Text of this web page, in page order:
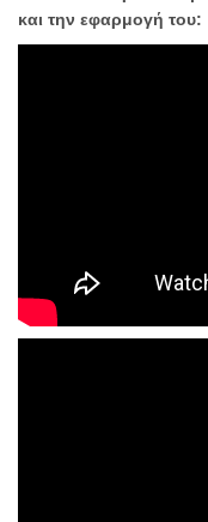
was:
€8.00.
τιμή
είναι:
και την εφαρμογή του: